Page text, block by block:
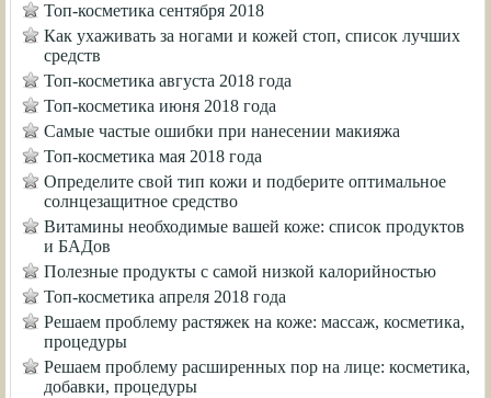
Топ-косметика сентября 2018
Как ухаживать за ногами и кожей стоп, список лучших
средств
Топ-косметика августа 2018 года
Топ-косметика июня 2018 года
Самые частые ошибки при нанесении макияжа
Топ-косметика мая 2018 года
Определите свой тип кожи и подберите оптимальное
солнцезащитное средство
Витамины необходимые вашей коже: список продуктов
и БАДов
Полезные продукты с самой низкой калорийностью
Топ-косметика апреля 2018 года
Решаем проблему растяжек на коже: массаж, косметика,
процедуры
Решаем проблему расширенных пор на лице: косметика,
добавки, процедуры